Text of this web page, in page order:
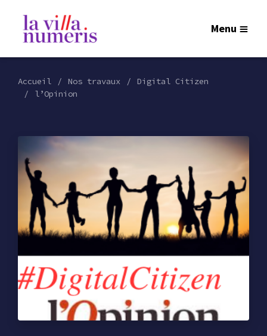
Menu
Accueil Nos travaux
Digital Citizen
l’Opinion